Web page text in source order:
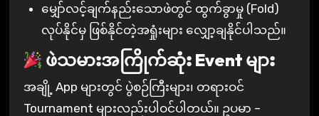
မျှော်လင့်ချက်နည်းသောဖဲတွင် ထွက်ခွာမှု (Fold)
လုပ်နိုင်မှ ဖြစ်နိုင်တဲ့အရှုံးများ လျှော့ချနိုင်ပါသည်။
ဖဲသမားအကြိုက်ဆုံး Event များ
အချို့ App များတွင် ပွဲစဉ်ကြီးများ၊ တရားဝင်
Tournament များလည်းပါဝင်ပါတယ်။ ဥပမာ –